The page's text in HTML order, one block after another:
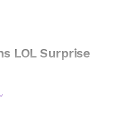
LOL Surprise